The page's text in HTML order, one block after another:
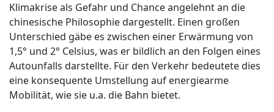
Klimakrise als Gefahr und Chance angelehnt an die
chinesische Philosophie dargestellt. Einen großen
Unterschied gäbe es zwischen einer Erwärmung von
1,5° und 2° Celsius, was er bildlich an den Folgen eines
Autounfalls darstellte. Für den Verkehr bedeutete dies
eine konsequente Umstellung auf energiearme
Mobilität, wie sie u.a. die Bahn bietet.